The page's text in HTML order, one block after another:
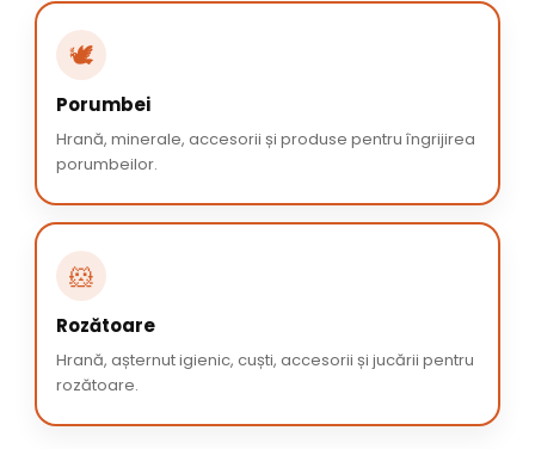
🕊️
Porumbei
Hrană, minerale, accesorii și produse pentru îngrijirea
porumbeilor.
🐹
Rozătoare
Hrană, așternut igienic, cuști, accesorii și jucării pentru
rozătoare.